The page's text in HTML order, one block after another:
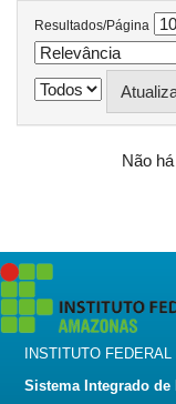
Resultados/Página
Não
INSTITUTO
Sistema Integrado de